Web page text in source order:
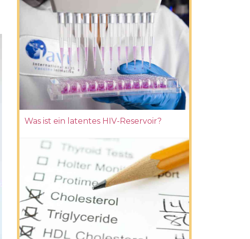
Was ist ein latentes HIV-Reservoir?